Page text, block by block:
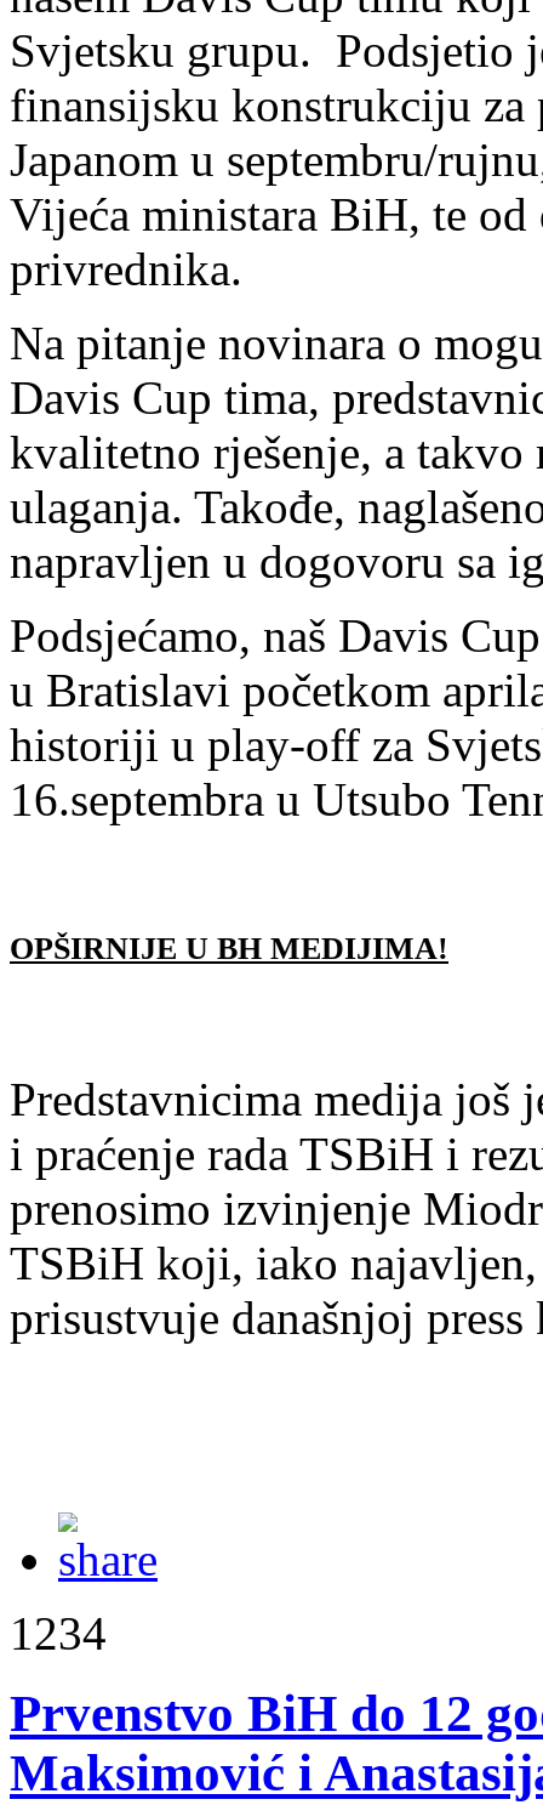
Svjetsku grupu. Podsjetio
finansijsku konstrukciju za
Japanom u septembru/
Vijeća ministara BiH, te
privrednika.
Na pitanje novinara o
Davis Cup tima,
kvalitetno rješenje, a
ulaganja. Takođe,
napravljen u dogovoru sa
Podsjećamo, naš Davis
u Bratislavi početkom
historiji u play-off za
16.septembra u Utsubo
OPŠIRNIJE U BH MEDIJIMA!
Predstavnicima medija još
i praćenje rada TSBiH i
prenosimo izvinjenje
TSBiH koji, iako
prisustvuje današnjoj
1234
Prvenstvo BiH do 12
Maksimović i